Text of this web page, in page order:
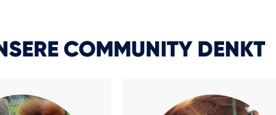
COMMUNITY DENKT